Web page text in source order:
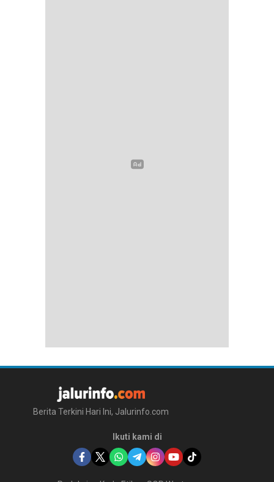
Berita Terkini Hari Ini, Jalurinfo.com
Ikuti kami di